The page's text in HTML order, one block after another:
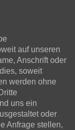
auf unseren
Anschrift oder
soweit
werden ohne
uns ein
oder
Anfrage stellen,